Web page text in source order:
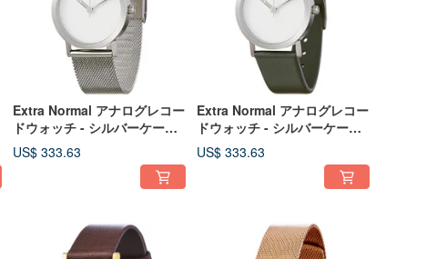
Extra Normal アナログレコー
ドウォッチ - シルバーケース/
シルバー針/シルバーミラネー
ゼメッシュストラップ
US$ 333.63
Extra Normal アナログレコー
ドウォッチ - シルバーケース/
シルバー針/グリーン本革カー
フレザーストラップ
US$ 333.63